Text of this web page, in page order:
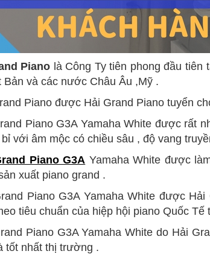
Piano là Công Ty tiên phong đầu
Bản và các nước Châu Âu ,Mỹ .
Piano được Hải Grand Piano tuyển
Piano G3A Yamaha White được rất
với âm mộc có chiều sâu , độ vang
Piano G3A Yamaha White được
xuất piano grand .
Piano G3A Yamaha White được
tiêu chuẩn của hiệp hội piano Quốc
Piano G3A Yamaha White do Hải
tốt nhất thị trường .